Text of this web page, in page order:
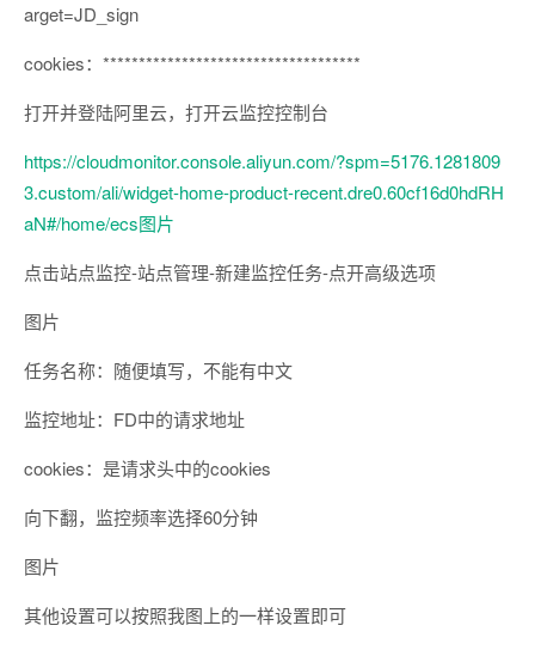
arget=JD_sign
cookies：************************************
打开并登陆阿里云，打开云监控控制台
https://cloudmonitor.console.aliyun.com/?spm=5176.1281809
3.custom/ali/widget-home-product-recent.dre0.60cf16d0hdRH
aN#/home/ecs图片
点击站点监控-站点管理-新建监控任务-点开高级选项
图片
任务名称：随便填写，不能有中文
监控地址：FD中的请求地址
cookies：是请求头中的cookies
向下翻，监控频率选择60分钟
图片
其他设置可以按照我图上的一样设置即可